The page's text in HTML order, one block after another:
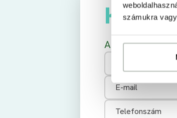
számukra
Adja meg